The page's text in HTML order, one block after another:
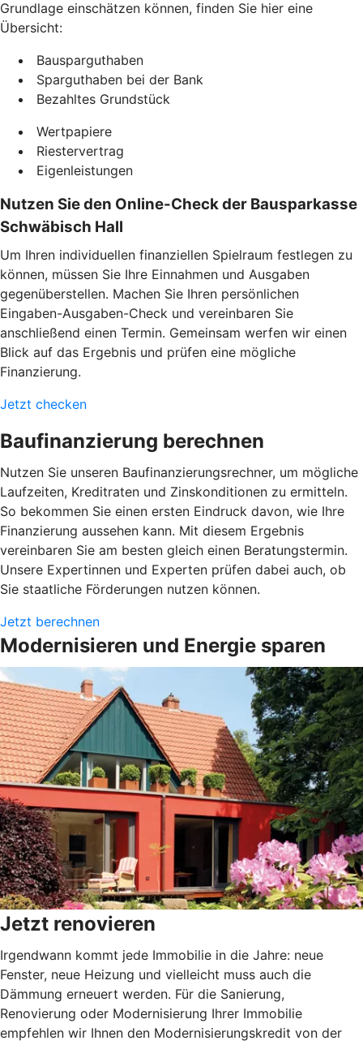
Grundlage einschätzen können, finden Sie hier eine
Übersicht:
Bausparguthaben
Sparguthaben bei der Bank
Bezahltes Grundstück
Wertpapiere
Riestervertrag
Eigenleistungen
Nutzen Sie den Online-Check der Bausparkasse
Schwäbisch Hall
Um Ihren individuellen finanziellen Spielraum festlegen zu
können, müssen Sie Ihre Einnahmen und Ausgaben
gegenüberstellen. Machen Sie Ihren persönlichen
Eingaben-Ausgaben-Check und vereinbaren Sie
anschließend einen Termin. Gemeinsam werfen wir einen
Blick auf das Ergebnis und prüfen eine mögliche
Finanzierung.
Jetzt checken
Baufinanzierung berechnen
Nutzen Sie unseren Baufinanzierungsrechner, um mögliche
Laufzeiten, Kreditraten und Zinskonditionen zu ermitteln.
So bekommen Sie einen ersten Eindruck davon, wie Ihre
Finanzierung aussehen kann. Mit diesem Ergebnis
vereinbaren Sie am besten gleich einen Beratungstermin.
Unsere Expertinnen und Experten prüfen dabei auch, ob
Sie staatliche Förderungen nutzen können.
Jetzt berechnen
Modernisieren und Energie sparen
Jetzt renovieren
Irgendwann kommt jede Immobilie in die Jahre: neue
Fenster, neue Heizung und vielleicht muss auch die
Dämmung erneuert werden. Für die Sanierung,
Renovierung oder Modernisierung Ihrer Immobilie
empfehlen wir Ihnen den Modernisierungskredit von der